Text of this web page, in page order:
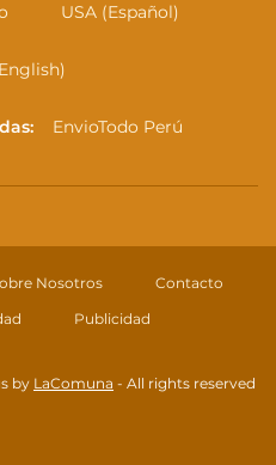
USA (Español)
EnvioTodo Perú
Nosotros
Contacto
Publicidad
by LaComuna - All rights reserved